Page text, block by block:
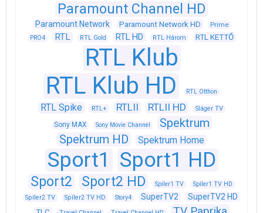
Paramount Channel HD
Paramount Network Paramount Network HD Prime
PRO4 RTL RTL Gold RTL HD RTL Három RTL KETTŐ
RTL Klub
RTL Klub HD
RTL Otthon
RTL Spike RTL+ RTLII RTLII HD Sláger TV
Sony MAX Sony Movie Channel
Spektrum
Spektrum HD
Spektrum Home
Sport1 Sport1 HD
Sport2 Sport2 HD Spíler1 TV
Spíler1 TV HD
Spíler2 TV
Spíler2 TV HD Story4 SuperTV2 SuperTV2 HD